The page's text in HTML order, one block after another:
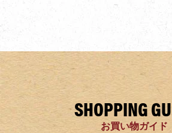
SHOPPING
お買い物ガイド